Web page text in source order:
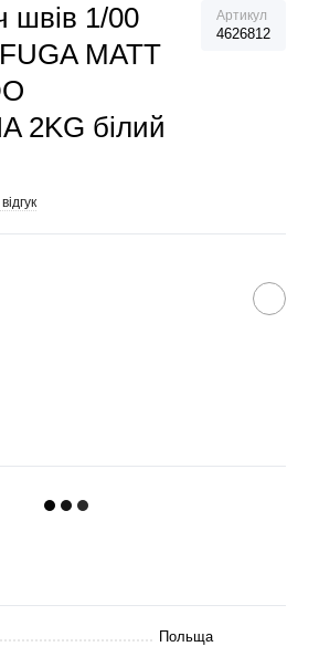
швiв 1/00
MATT
2KG білий
Артикул
4626812
Польща